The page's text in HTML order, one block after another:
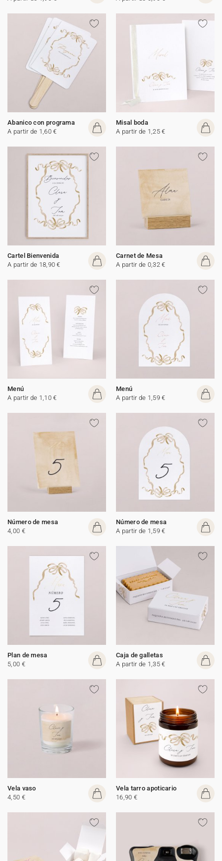
Abanico con programa
A partir de 1,60 €
Misal boda
A partir de 1,25 €
Cartel Bienvenida
A partir de 18,90 €
Carnet de Mesa
A partir de 0,32 €
Menú
A partir de 1,10 €
Menú
A partir de 1,59 €
Número de mesa
4,00 €
Número de mesa
A partir de 1,59 €
Plan de mesa
5,00 €
Caja de galletas
A partir de 1,35 €
Vela vaso
4,50 €
Vela tarro apoticario
16,90 €